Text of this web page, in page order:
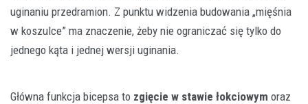
uginaniu przedramion. Z punktu widzenia budowania „mięśnia
w koszulce” ma znaczenie, żeby nie ograniczać się tylko do
jednego kąta i jednej wersji uginania.
Główna funkcja bicepsa to zgięcie w stawie łokciowym oraz